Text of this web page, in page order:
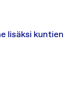
lisäksi